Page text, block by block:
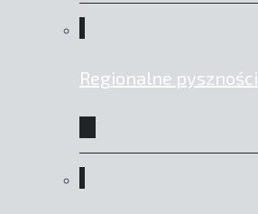
Regionalne pyszności